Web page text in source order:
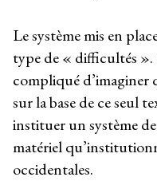
Le système mis en
type de « difficultés
compliqué d’imaginer
sur la base de ce seul
instituer un système
matériel
occidentales.